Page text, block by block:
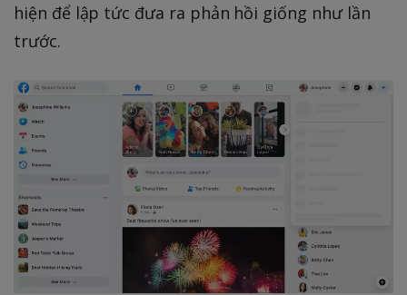
hiện để lập tức đưa ra phản hồi giống như lần
trước.